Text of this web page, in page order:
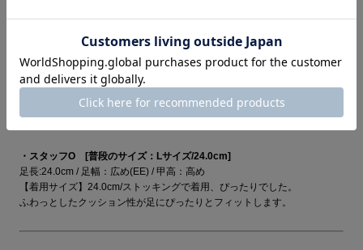
・スタッフT [普段のサイズ：Sサイズ/22.5cm]
足長:22.5cm / 足幅：広め(EE) / 甲高：普通
【着用サイズ】22.5cm/ストッキングで着用、やや大きく感じました。
ト感があります。
・スタッフO [普段のサイズ：Lサイズ/24.0cm]
足長:24.0cm / 足幅：広め(EE) / 甲高：高め
【着用サイズ】24.0cm/ストッキングで着用、ぴったりでした。
ふわっとしたクッション性が足にぴったりとフィットします。